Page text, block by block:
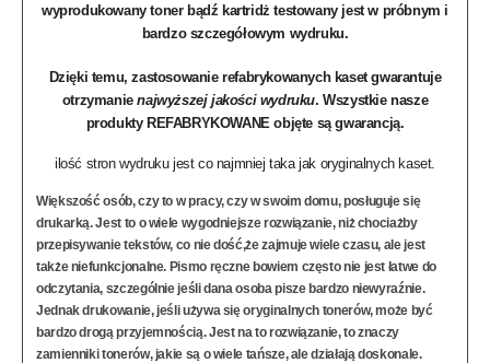
wyprodukowany toner bądź kartridż testowany jest w próbnym i
bardzo szczegółowym wydruku.
Dzięki temu, zastosowanie refabrykowanych kaset gwarantuje
otrzymanienajwyższej jakości wydruku. Wszystkie nasze
produkty REFABRYKOWANE objęte sągwarancją.
ilość stron wydruku jest co najmniej taka jak oryginalnych kaset.
Większość osób, czy to w pracy, czy w swoim domu, posługuje się
drukarką. Jest to o wiele wygodniejsze rozwiązanie, niż chociażby
przepisywanie tekstów, co nie dość,że zajmuje wiele czasu, ale jest
także niefunkcjonalne. Pismo ręczne bowiem często nie jest łatwe do
odczytania, szczególnie jeśli dana osoba pisze bardzo niewyraźnie.
Jednak drukowanie, jeśli używa się oryginalnych tonerów, może być
bardzo drogą przyjemnością. Jest na to rozwiązanie, to znaczy
zamienniki tonerów, jakie są o wiele tańsze, ale działają doskonale.